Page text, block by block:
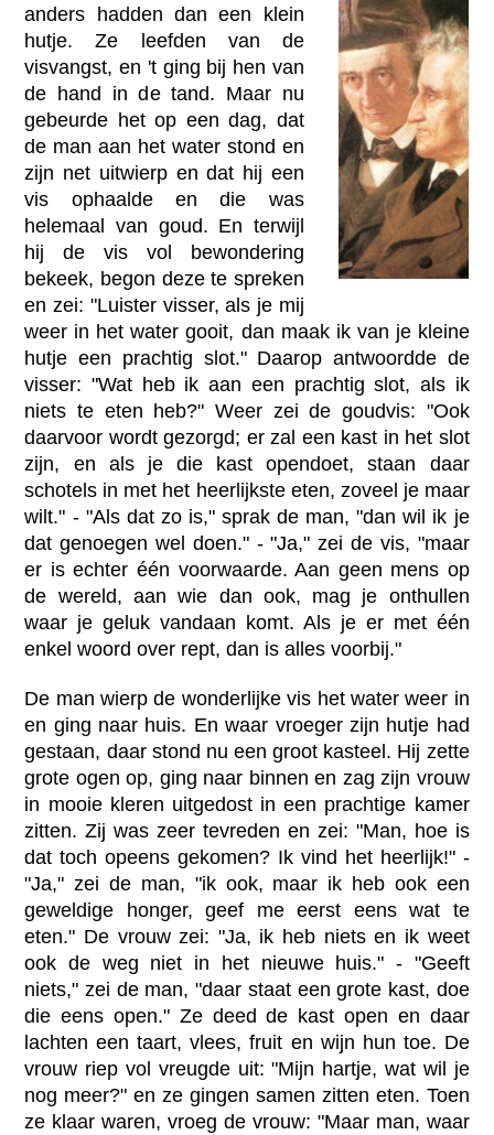
anders hadden dan een klein
hutje. Ze leefden van de
visvangst, en 't ging bij hen van
de hand in de tand. Maar nu
gebeurde het op een dag, dat
de man aan het water stond en
zijn net uitwierp en dat hij een
vis ophaalde en die was
helemaal van goud. En terwijl
hij de vis vol bewondering
bekeek, begon deze te spreken
en zei: "Luister visser, als je mij
weer in het water gooit, dan maak ik van je kleine
hutje een prachtig slot." Daarop antwoordde de
visser: "Wat heb ik aan een prachtig slot, als ik
niets te eten heb?" Weer zei de goudvis: "Ook
daarvoor wordt gezorgd; er zal een kast in het slot
zijn, en als je die kast opendoet, staan daar
schotels in met het heerlijkste eten, zoveel je maar
wilt." - "Als dat zo is," sprak de man, "dan wil ik je
dat genoegen wel doen." - "Ja," zei de vis, "maar
er is echter één voorwaarde. Aan geen mens op
de wereld, aan wie dan ook, mag je onthullen
waar je geluk vandaan komt. Als je er met één
enkel woord over rept, dan is alles voorbij."
De man wierp de wonderlijke vis het water weer in
en ging naar huis. En waar vroeger zijn hutje had
gestaan, daar stond nu een groot kasteel. Hij zette
grote ogen op, ging naar binnen en zag zijn vrouw
in mooie kleren uitgedost in een prachtige kamer
zitten. Zij was zeer tevreden en zei: "Man, hoe is
dat toch opeens gekomen? Ik vind het heerlijk!" -
"Ja," zei de man, "ik ook, maar ik heb ook een
geweldige honger, geef me eerst eens wat te
eten." De vrouw zei: "Ja, ik heb niets en ik weet
ook de weg niet in het nieuwe huis." - "Geeft
niets," zei de man, "daar staat een grote kast, doe
die eens open." Ze deed de kast open en daar
lachten een taart, vlees, fruit en wijn hun toe. De
vrouw riep vol vreugde uit: "Mijn hartje, wat wil je
nog meer?" en ze gingen samen zitten eten. Toen
ze klaar waren, vroeg de vrouw: "Maar man, waar